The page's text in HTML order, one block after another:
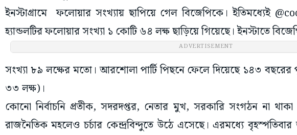
ইনস্টাগ্রামে ফলোয়ার সংখ্যায় ছাপিয়ে গেল বিজেপিকে। ইতিমধ্যেই
হ্যান্ডলটির ফলোয়ার সংখ্যা ১ কোটি ৬৪ লক্ষ ছাড়িয়ে গিয়েছে। ইনস্টাতে
ADVERTISEMENT
সংখ্যা ৮৯ লক্ষের মতো। আরশোলা পার্টি পিছনে ফেলে দিয়েছে ১৪৩
৩৩ লক্ষ)।
কোনো নির্বাচনি প্রতীক, সদরদপ্তর, নেতার মুখ, সরকারি সংগঠন না থাকা
রাজনৈতিক মহলেও চর্চার কেন্দ্রবিন্দুতে উঠে এসেছে। এরমধ্যে বৃহস্পতিবার